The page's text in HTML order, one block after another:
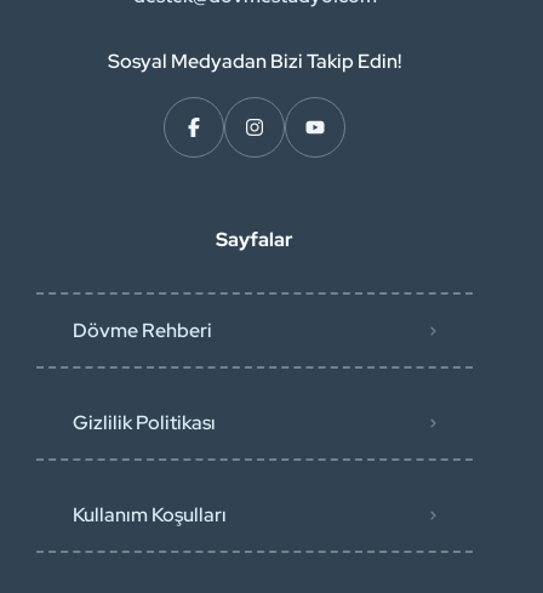
Sosyal Medyadan Bizi Takip Edin!
Sayfalar
Dövme Rehberi
Gizlilik Politikası
Kullanım Koşulları